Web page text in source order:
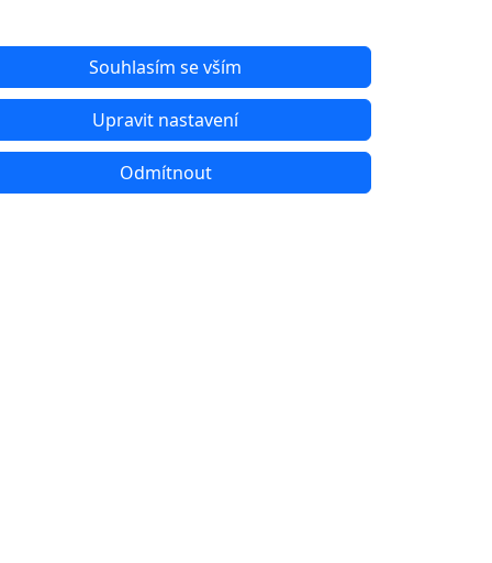
Souhlasím se vším
Upravit nastavení
Odmítnout